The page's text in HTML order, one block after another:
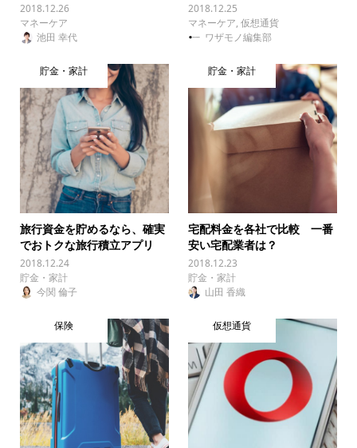
2018.12.26
マネーケア
池田 幸代
2018.12.25
マネーケア,仮想通貨
ワザモノ編集部
貯金・家計
旅行資金を貯めるなら、確実
でおトクな旅行積立アプリ
2018.12.24
貯金・家計
今関 倫子
貯金・家計
宅配料金を各社で比較 一番
安い宅配業者は？
2018.12.23
貯金・家計
山田 香織
保険 仮想通貨